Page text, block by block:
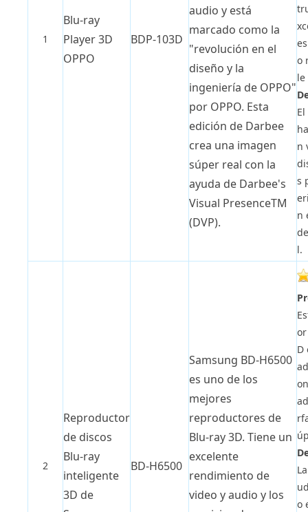
1
Blu-ray
Player 3D
OPPO
BDP-103D
audio y está
marcado como la
"revolución en el
diseño y la
ingeniería de OPPO"
por OPPO. Esta
edición de Darbee
crea una imagen
súper real con la
ayuda de Darbee's
Visual PresenceTM
(DVP).
o
le
n
s
n
l.
2
Reproductor
de discos
Blu-ray
inteligente
3D de
BD-H6500
Samsung BD-H6500
es uno de los
mejores
reproductores de
Blu-ray 3D. Tiene un
excelente
rendimiento de
video y audio y los
D
o